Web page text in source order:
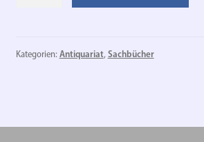
Kategorien: Antiquariat, Sachbücher